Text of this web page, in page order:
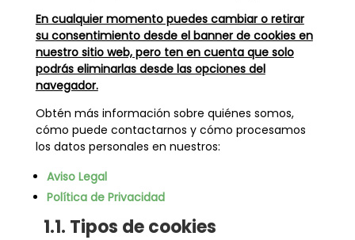
En cualquier momento puedes cambiar o retirar
su consentimiento desde el banner de cookies en
nuestro sitio web, pero ten en cuenta que solo
podrás eliminarlas desde las opciones del
navegador.
Obtén más información sobre quiénes somos,
cómo puede contactarnos y cómo procesamos
los datos personales en nuestros:
Aviso Legal
Política de Privacidad
1.1. Tipos de cookies